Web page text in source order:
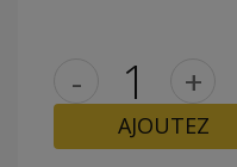
- +
AJOUTEZ